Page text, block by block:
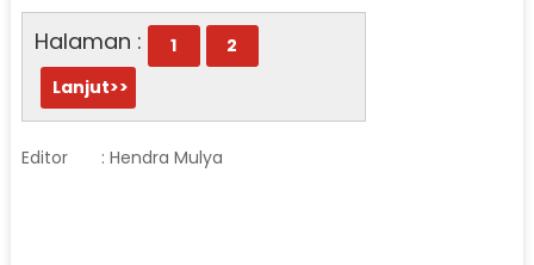
Halaman :
1
2
Lanjut>>
Editor : Hendra Mulya